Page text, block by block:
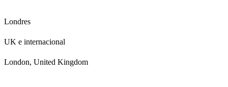
Londres
UK e internacional
London, United Kingdom